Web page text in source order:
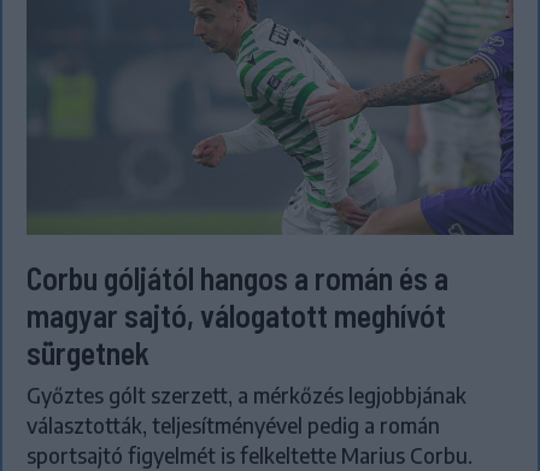
Corbu góljától hangos a román és a
magyar sajtó, válogatott meghívót
sürgetnek
Győztes gólt szerzett, a mérkőzés legjobbjának
választották, teljesítményével pedig a román
sportsajtó figyelmét is felkeltette Marius Corbu.